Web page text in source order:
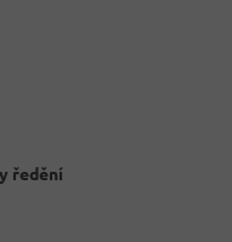
ředění